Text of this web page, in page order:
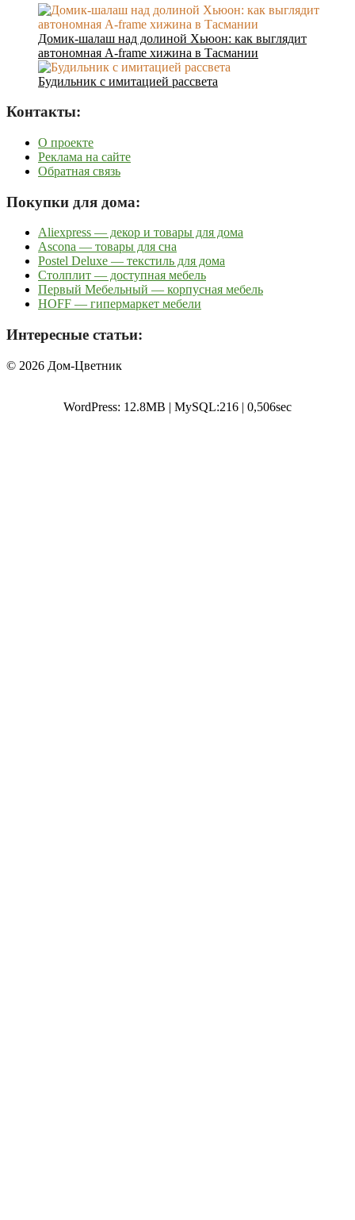
Домик-шалаш над долиной Хьюон: как выглядит
автономная A-frame хижина в Тасмании
Будильник с имитацией рассвета
Контакты:
О проекте
Реклама на сайте
Обратная связь
Покупки для дома:
Aliexpress — декор и товары для дома
Ascona — товары для сна
Postel Deluxe — текстиль для дома
Столплит — доступная мебель
Первый Мебельный — корпусная мебель
HOFF — гипермаркет мебели
Интересные статьи:
© 2026 Дом-Цветник
WordPress: 12.8MB | MySQL:216 | 0,506sec